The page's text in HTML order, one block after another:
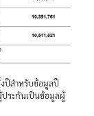
ปีสำหรับข้อมูลปี
ระกันเป็นข้อมูลผู้